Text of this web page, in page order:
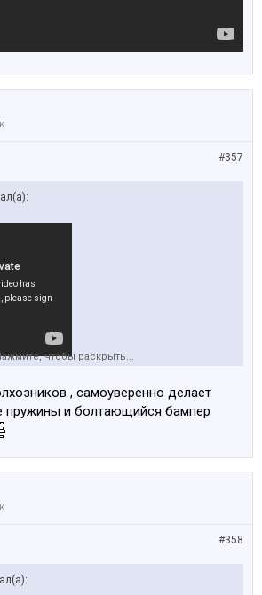
#357
чтобы раскрыть...
, самоуверенно делает
пружины и болтающийся бампер
#358